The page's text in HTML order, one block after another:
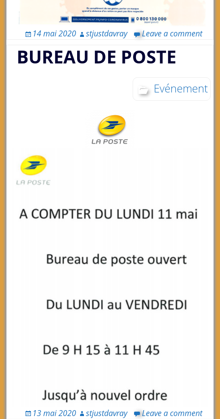
14 mai 2020 stjustdavray Leave a comment
BUREAU DE POSTE
Evénement
13 mai 2020 stjustdavray Leave a comment